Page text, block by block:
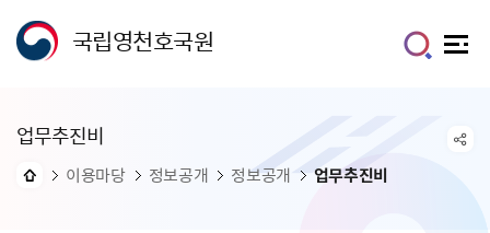
국립영천호국원
업무추진비
이용마당 정보공개 정보공개 업무추진비